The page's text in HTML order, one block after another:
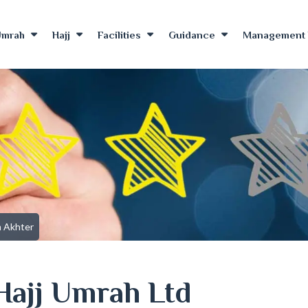
Hajj Facilities Guidance Management
Akhter
Umrah Ltd